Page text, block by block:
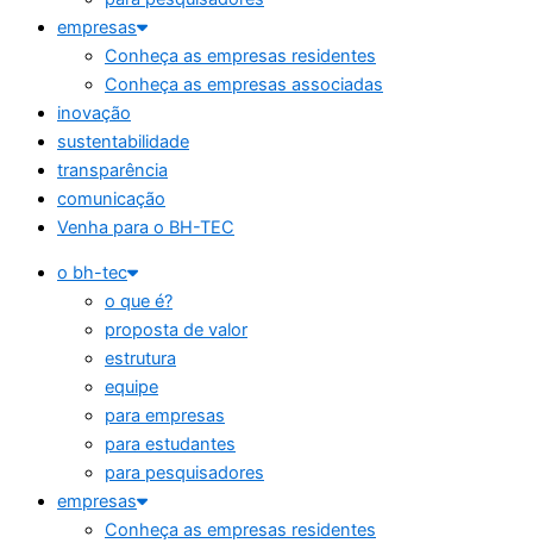
empresas
Conheça as empresas residentes
Conheça as empresas associadas
inovação
sustentabilidade
transparência
comunicação
Venha para o BH-TEC
o bh-tec
o que é?
proposta de valor
estrutura
equipe
para empresas
para estudantes
para pesquisadores
empresas
Conheça as empresas residentes